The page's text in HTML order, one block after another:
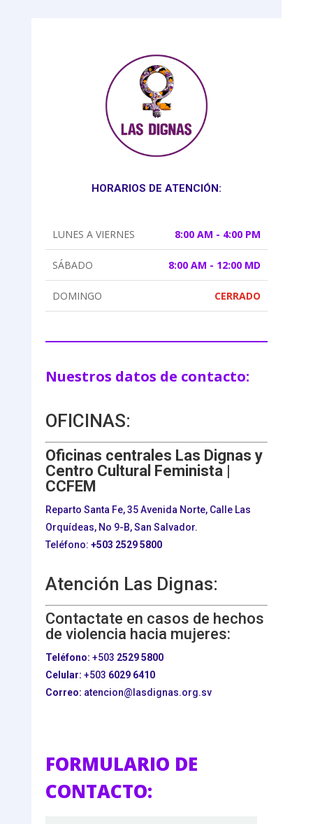
HORARIOS DE ATENCIÓN:
LUNES A VIERNES 8:00 AM - 4:00 PM
SÁBADO 8:00 AM - 12:00 MD
DOMINGO CERRADO
Nuestros datos de contacto:
OFICINAS:
Oficinas centrales Las Dignas y
Centro Cultural Feminista |
CCFEM
Reparto Santa Fe, 35 Avenida Norte, Calle Las
Orquídeas, No 9-B, San Salvador.
Teléfono: +503 2529 5800
Atención Las Dignas:
Contactate en casos de hechos
de violencia hacia mujeres:
Teléfono: +503 2529 5800
Celular: +503 6029 6410
Correo: atencion@lasdignas.org.sv
FORMULARIO DE
CONTACTO: